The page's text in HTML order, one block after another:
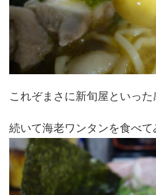
これぞまさに新旬屋といった
続いて海老ワンタンを食べて